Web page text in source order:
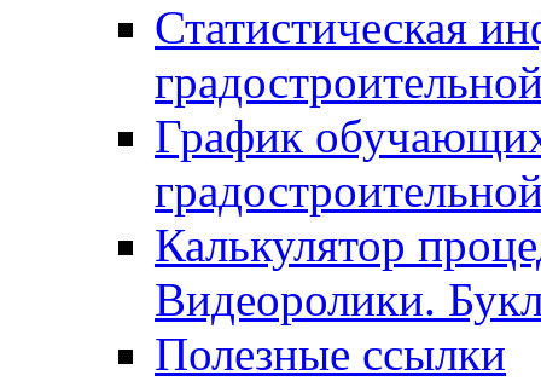
Статистическая
График
Калькулятор
Видеоролики.
Полезные ссылки